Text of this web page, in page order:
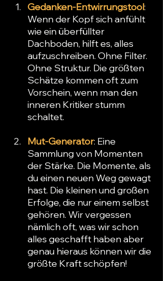
Gedanken-Entwirrungstool:
Wenn der Kopf sich anfühlt
wie ein überfüllter
Dachboden, hilft es, alles
aufzuschreiben. Ohne Filter.
Ohne Struktur. Die größten
Schätze kommen oft zum
Vorschein, wenn man den
inneren Kritiker stumm
schaltet.
Mut-Generator: Eine
Sammlung von Momenten
der Stärke. Die Momente, als
du einen neuen Weg gewagt
hast. Die kleinen und großen
Erfolge, die nur einem selbst
gehören. Wir vergessen
nämlich oft, was wir schon
alles geschafft haben aber
genau hieraus können wir die
größte Kraft schöpfen!